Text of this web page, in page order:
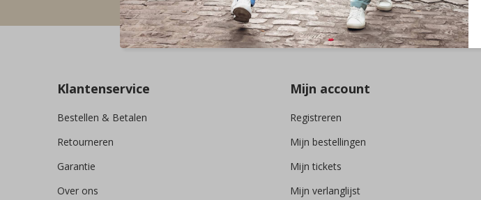
Klantenservice
Bestellen & Betalen
Retourneren
Garantie
Over ons
Mijn account
Registreren
Mijn bestellingen
Mijn tickets
Mijn verlanglijst